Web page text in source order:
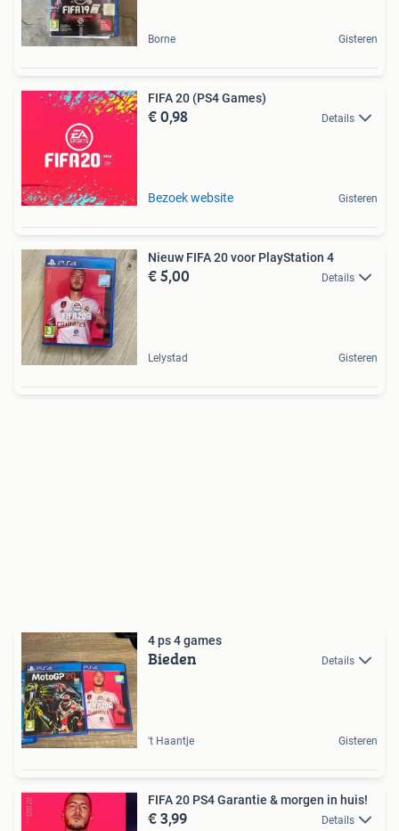
Borne Gisteren
FIFA 20 (PS4 Games)
€ 0,98 Details
Bezoek website Gisteren
Nieuw FIFA 20 voor PlayStation 4
€ 5,00 Details
Lelystad Gisteren
4 ps 4 games
Bieden Details
't Haantje Gisteren
FIFA 20 PS4 Garantie & morgen in huis!
€ 3,99 Details